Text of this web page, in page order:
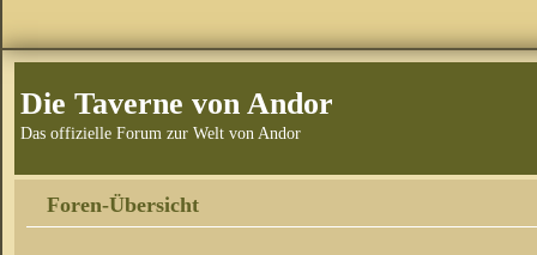
Die Taverne von Andor
Das offizielle Forum zur Welt von Andor
Foren-Übersicht